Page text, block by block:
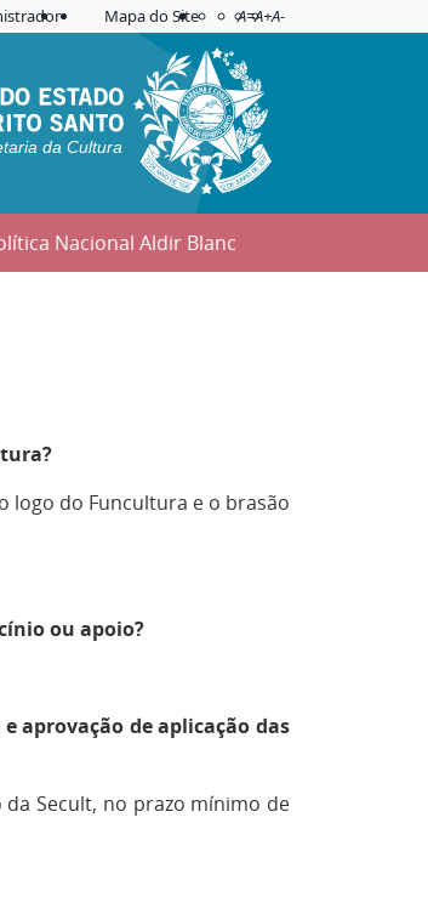
Mapa do Site Acessibilidade
Aplicar contraste
A=A+A-
da Cultura
Nacional Aldir Blanc
logo do Funcultura e o brasão
ou apoio?
aprovação de aplicação das
Secult, no prazo mínimo de